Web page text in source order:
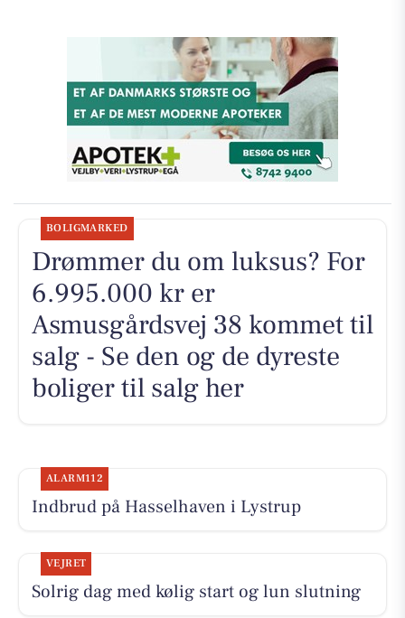
BOLIGMARKED
Drømmer du om luksus? For
6.995.000 kr er
Asmusgårdsvej 38 kommet til
salg - Se den og de dyreste
boliger til salg her
ALARM112
Indbrud på Hasselhaven i Lystrup
VEJRET
Solrig dag med kølig start og lun slutning